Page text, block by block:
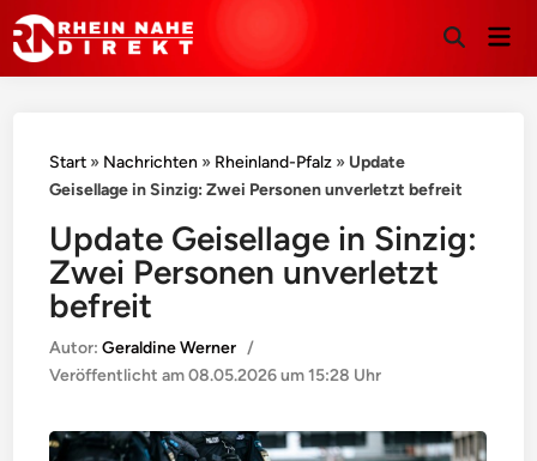
Suche
Start » Nachrichten » Rheinland-Pfalz » Update
Geisellage in Sinzig: Zwei Personen unverletzt befreit
Update Geisellage in Sinzig:
Zwei Personen unverletzt
befreit
Autor:Geraldine Werner /
Veröffentlicht am08.05.2026 um 15:28 Uhr